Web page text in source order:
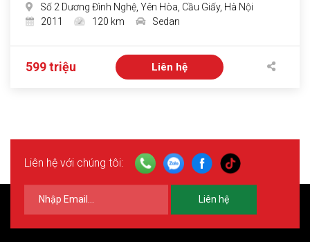
Số 2 Dương Đình Nghệ, Yên Hòa, Cầu Giấy, Hà Nội
2011
120 km Sedan
599 triệu Liên hệ
Liên hệ với chúng tôi:
Liên hệ